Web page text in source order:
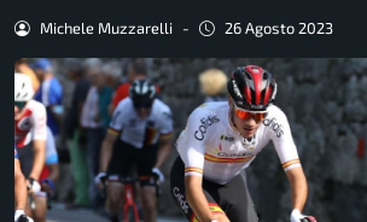
Michele Muzzarelli - 26 Agosto 2023